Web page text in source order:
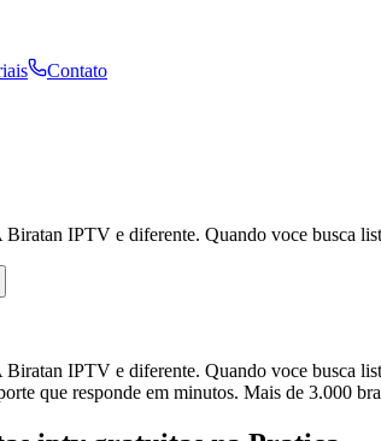
Contato
Biratan IPTV e diferente. Quando voce busca
Biratan IPTV e diferente. Quando voce busca
que responde em minutos. Mais de 3.000